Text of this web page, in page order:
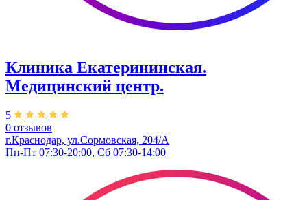
Клиника Екатерининская.
Медицинский центр.
5
0 отзывов
г.Краснодар, ул.Сормовская, 204/А
Пн-Пт 07:30-20:00, Сб 07:30-14:00